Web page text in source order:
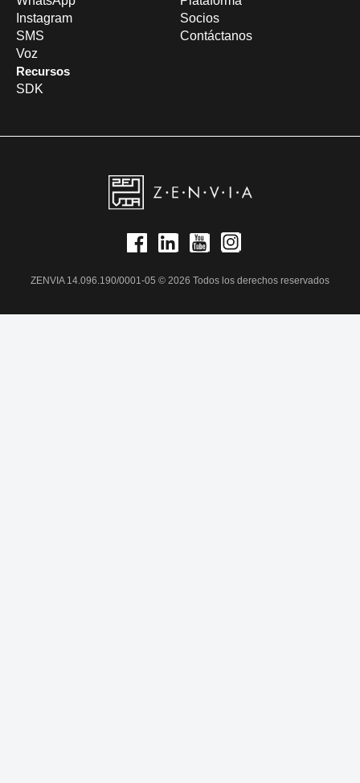
Instagram
SMS
Voz
Recursos
SDK
Socios
Contáctanos
ZENVIA 14.096.190/0001-05 © 2026 Todos los derechos reservados